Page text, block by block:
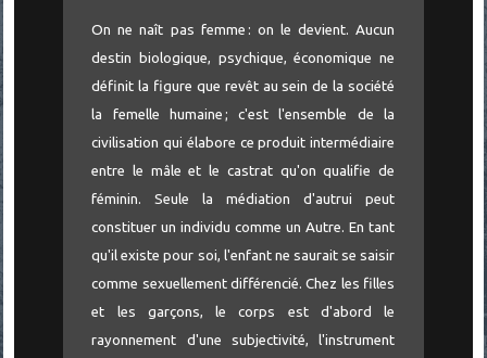
On ne naît pas femme : on le devient. Aucun
destin biologique, psychique, économique ne
définit la figure que revêt au sein de la société
la femelle humaine ; c'est l'ensemble de la
civilisation qui élabore ce produit intermédiaire
entre le mâle et le castrat qu'on qualifie de
féminin. Seule la médiation d'autrui peut
constituer un individu comme un Autre. En tant
qu'il existe pour soi, l'enfant ne saurait se saisir
comme sexuellement différencié. Chez les filles
et les garçons, le corps est d'abord le
rayonnement d'une subjectivité, l'instrument